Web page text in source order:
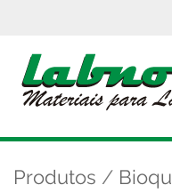
Produtos /